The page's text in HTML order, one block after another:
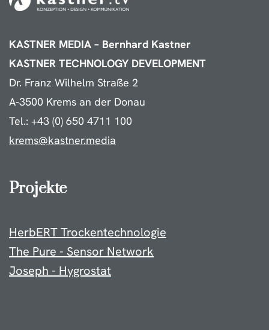
KASTNER MEDIA – Bernhard Kastner
KASTNER TECHNOLOGY DEVELOPMENT
Dr. Franz Wilhelm Straße 2
A-3500 Krems an der Donau
Tel.: +43 (0) 650 4711 100
krems@kastner.media
Projekte
HerbERT Trockentechnologie
The Pure - Sensor Network
Joseph - Hygrostat